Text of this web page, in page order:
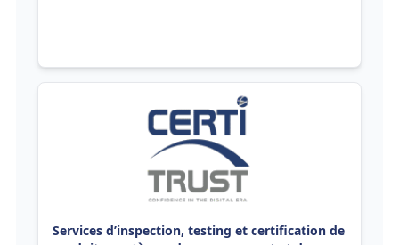
Services d’inspection, testing et certification de